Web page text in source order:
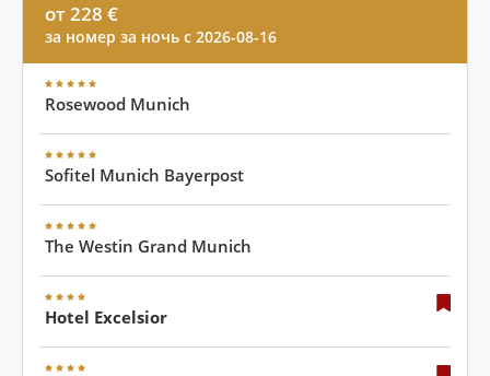
от 228 €
за номер за ночь с 2026-08-16
Rosewood Munich
Sofitel Munich Bayerpost
The Westin Grand Munich
Hotel Excelsior